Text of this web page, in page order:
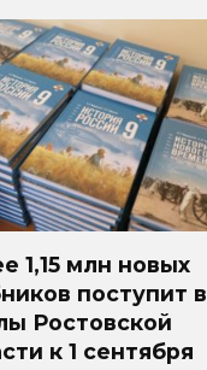
1,15 млн новых
поступит в
Ростовской
к 1 сентября